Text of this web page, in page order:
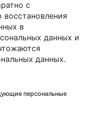
с
в
данных и
данных.
персональные